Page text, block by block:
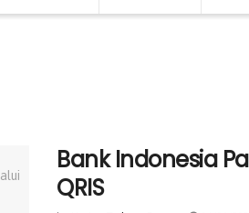
Bank Indonesia
QRIS